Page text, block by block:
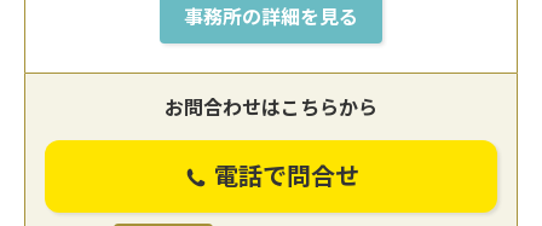
事務所の詳細を見る
お問合わせはこちらから
電話で問合せ